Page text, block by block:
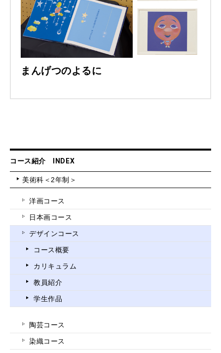
まんげつのよるに
コース紹介 INDEX
美術科＜2年制＞
洋画コース
日本画コース
デザインコース
コース概要
カリキュラム
教員紹介
学生作品
陶芸コース
染織コース